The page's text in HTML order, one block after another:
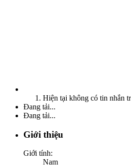
Hiện tại không có tin nhắn
Đang tải...
Đang tải...
Giới thiệu
Giới tính:
Nam